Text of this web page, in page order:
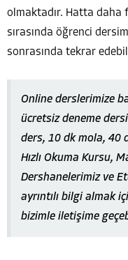
olmaktadır. Hatta daha
sırasında öğrenci
sonrasında tekrar
Online derslerimize
ücretsiz deneme
ders, 10 dk mola, 40
Hızlı Okuma Kursu,
Dershanelerimiz ve
ayrıntılı bilgi almak
bizimle iletişime